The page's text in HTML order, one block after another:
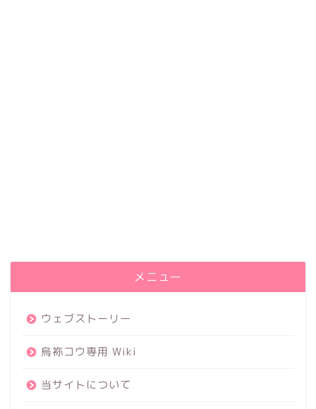
メニュー
ウェブストーリー
烏袮コウ専用 Wiki
当サイトについて